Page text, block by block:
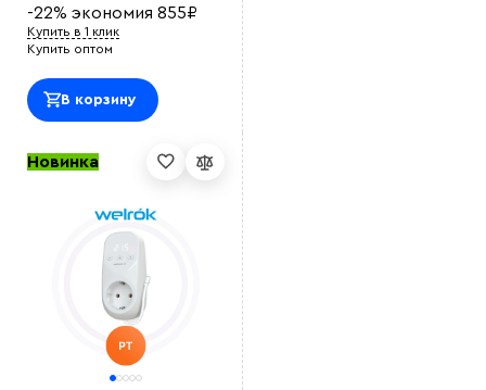
файл
-22% экономия 855₽
Купить в 1 клик
Купить оптом
В корзину
Новинка